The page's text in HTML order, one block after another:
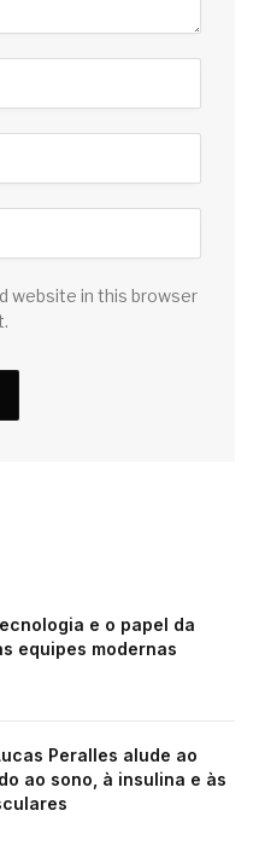
website in this browser
e o papel da
equipes modernas
Peralles alude ao
ao sono, à insulina e às